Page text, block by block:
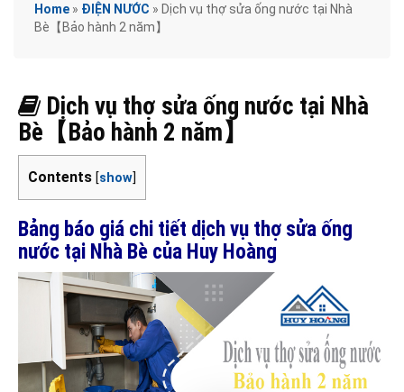
Home » ĐIỆN NƯỚC » Dịch vụ thợ sửa ống nước tại Nhà
Bè【Bảo hành 2 năm】
Dịch vụ thợ sửa ống nước tại Nhà
Bè【Bảo hành 2 năm】
Contents [show]
Bảng báo giá chi tiết dịch vụ thợ sửa ống
nước tại Nhà Bè của Huy Hoàng